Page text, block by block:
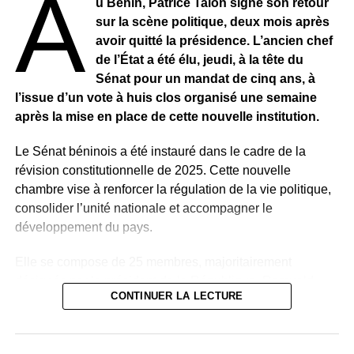
conditions de son émergence.
Pour lui, c’est justement dans l’esprit de cette Afrique sur
la voie de l’émergence que s’inscrit le thème de notre
sommet, sur proposition pertinente du Président Alassane
Ouattara:« Bâtir une résilience en matière de sécurité
nutritionnelle sur le continent africain : renforcer les
et de protection sociale pour accélérer le
développement social et économique et du capital
humain».Il avait auparavant expliqué à se compatriotes
que« cette grande responsabilité continentale »
confiée cette année à son pays, ne lui permet pas, de
son pays aux Pharaons égyptiens.
A
u Bénin, Patrice Talon signe son retour
sur la scène politique, deux mois après
avoir quitté la présidence. L’ancien chef
de l’État a été élu, jeudi, à la tête du
Sénat pour un mandat de cinq ans, à
l’issue d’un vote à huis clos organisé une semaine
après la mise en place de cette nouvelle institution.
Le Sénat béninois a été instauré dans le cadre de la
révision constitutionnelle de 2025. Cette nouvelle
chambre vise à renforcer la régulation de la vie politique,
consolider l’unité nationale et accompagner le
développement du pays.
désignés par le président de la République, Romuald
Wadagni, auxquels s’ajoutent des membres de droit.
Parmi ces membres de droit figurent plusieurs anciens
CONTINUER LA LECTURE